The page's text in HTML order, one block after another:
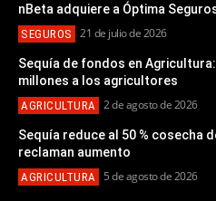
nBeta adquiere a Óptima
SEGUROS 21 de julio de 2026
Sequía de fondos en
millones a los agricultores
AGRICULTURA 2 de agosto de 2026
Sequía reduce al 50 % cosecha
reclaman aumento
AGRICULTURA 5 de agosto de 2026